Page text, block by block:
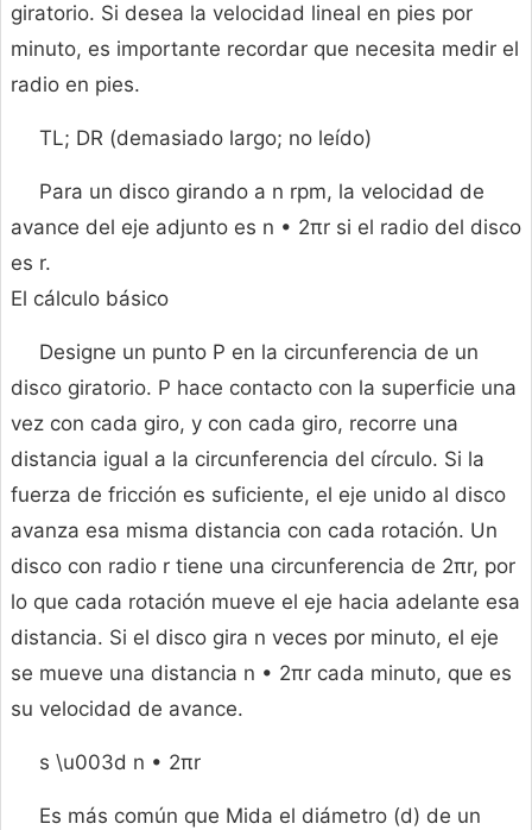
giratorio. Si desea la velocidad lineal en pies por
minuto, es importante recordar que necesita medir el
radio en pies.
TL; DR (demasiado largo; no leído)
Para un disco girando a n rpm, la velocidad de
avance del eje adjunto es n • 2πr si el radio del disco
es r.
El cálculo básico
Designe un punto P en la circunferencia de un
disco giratorio. P hace contacto con la superficie una
vez con cada giro, y con cada giro, recorre una
distancia igual a la circunferencia del círculo. Si la
fuerza de fricción es suficiente, el eje unido al disco
avanza esa misma distancia con cada rotación. Un
disco con radio r tiene una circunferencia de 2πr, por
lo que cada rotación mueve el eje hacia adelante esa
distancia. Si el disco gira n veces por minuto, el eje
se mueve una distancia n • 2πr cada minuto, que es
su velocidad de avance.
s \u003d n • 2πr
Es más común que Mida el diámetro (d) de un